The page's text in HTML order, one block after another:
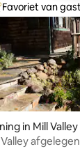
van
van
Favoriet van
in Mill Valley
Valley